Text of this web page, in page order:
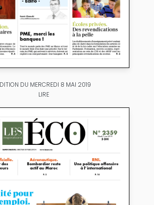
DU MERCREDI 8 MAI 2019
LIRE